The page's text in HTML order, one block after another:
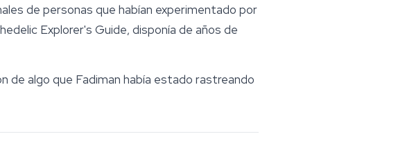
de personas que habían experimentado por
Explorer's Guide, disponía de años de
de algo que Fadiman había estado rastreando